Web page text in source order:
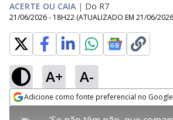
ACERTE OU CAIA | Do R7
21/06/2026 - 18H22 (ATUALIZADO EM 21/06/
A+ A-
Adicione como fonte preferencial no Google
explore